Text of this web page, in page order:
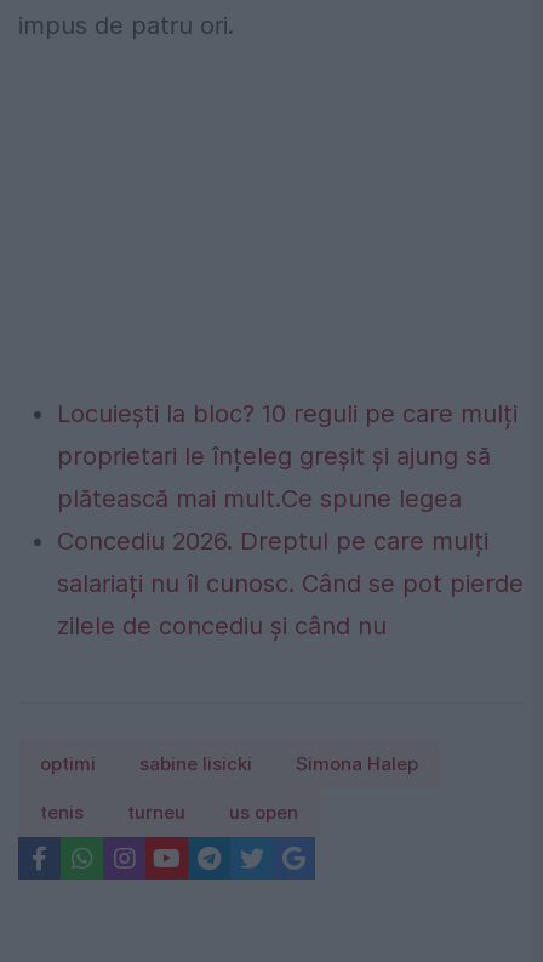
impus de patru ori.
Locuiești la bloc? 10 reguli pe care mulți
proprietari le înțeleg greșit și ajung să
plătească mai mult.Ce spune legea
Concediu 2026. Dreptul pe care mulți
salariați nu îl cunosc. Când se pot pierde
zilele de concediu și când nu
optimi sabine lisicki Simona Halep
tenis turneu us open